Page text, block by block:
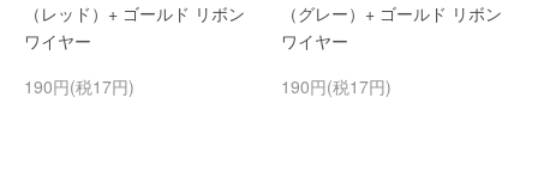
（レッド）+ ゴールド リボン
ワイヤー
190円(税17円)
（グレー）+ ゴールド リボン
ワイヤー
190円(税17円)